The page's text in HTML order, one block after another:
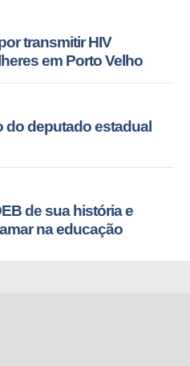
transmitir HIV
em Porto Velho
do deputado estadual
de sua história e
na educação